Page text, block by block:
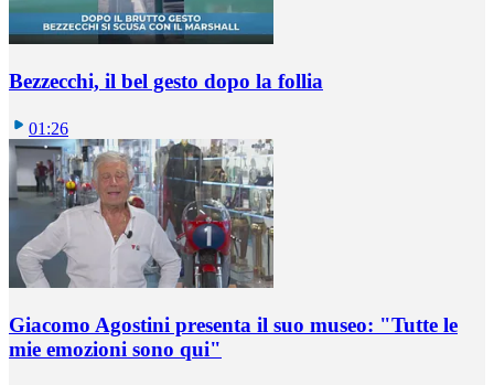
Bezzecchi, il bel gesto dopo la follia
01:26
Giacomo Agostini presenta il suo museo: "Tutte le
mie emozioni sono qui"